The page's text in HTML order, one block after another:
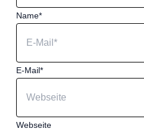
Name*
E-Mail*
Webseite